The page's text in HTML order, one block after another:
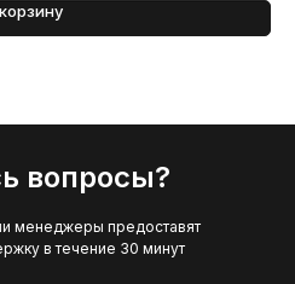
вопросы?
менеджеры предоставят
в течение 30 минут